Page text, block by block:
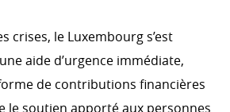
Accelerator
les réfugiés
et internationales
crises, le Luxembourg s’est
aide d’urgence immédiate,
de contributions financières
le soutien apporté aux personnes